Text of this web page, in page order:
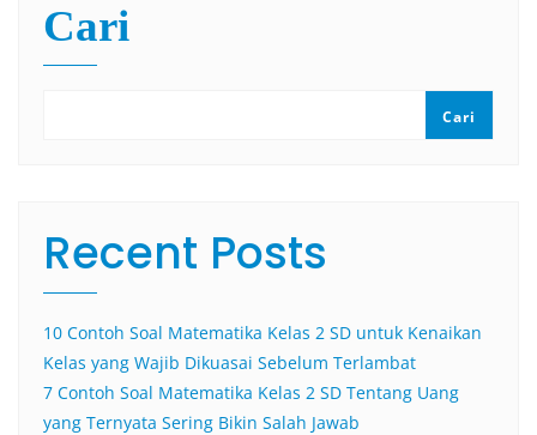
Cari
Cari
Recent Posts
10 Contoh Soal Matematika Kelas 2 SD untuk Kenaikan
Kelas yang Wajib Dikuasai Sebelum Terlambat
7 Contoh Soal Matematika Kelas 2 SD Tentang Uang
yang Ternyata Sering Bikin Salah Jawab